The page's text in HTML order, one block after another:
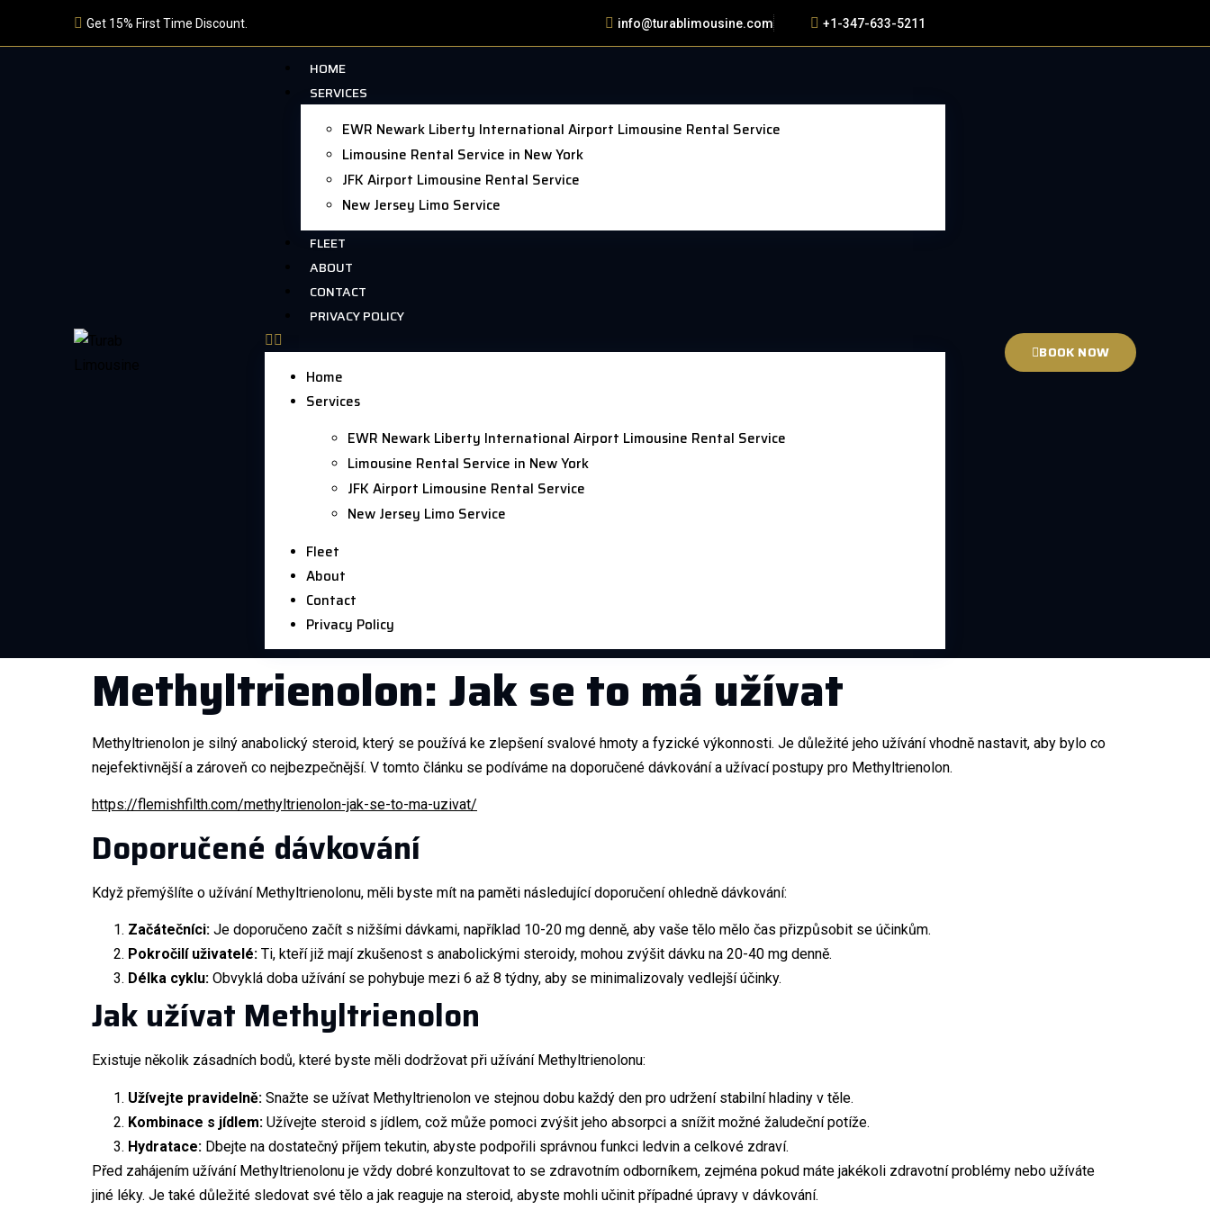
Get 15% First Time Discount. info@turablimousine.com +1-347-633-5211
HOME
SERVICES
EWR Newark Liberty International Airport Limousine Rental Service
Limousine Rental Service in New York
JFK Airport Limousine Rental Service
New Jersey Limo Service
FLEET
ABOUT
CONTACT
PRIVACY POLICY
Home
Services
EWR Newark Liberty International Airport Limousine Rental Service
Limousine Rental Service in New York
JFK Airport Limousine Rental Service
New Jersey Limo Service
Fleet
About
Contact
Privacy Policy
BOOK NOW
Methyltrienolon: Jak se to má užívat
Methyltrienolon je silný anabolický steroid, který se používá ke zlepšení svalové hmoty a fyzické výkonnosti. Je důležité jeho užívání vhodně nastavit, aby bylo co
nejefektivnější a zároveň co nejbezpečnější. V tomto článku se podíváme na doporučené dávkování a užívací postupy pro Methyltrienolon.
https://flemishfilth.com/methyltrienolon-jak-se-to-ma-uzivat/
Doporučené dávkování
Když přemýšlíte o užívání Methyltrienolonu, měli byste mít na paměti následující doporučení ohledně dávkování:
Začátečníci: Je doporučeno začít s nižšími dávkami, například 10-20 mg denně, aby vaše tělo mělo čas přizpůsobit se účinkům.
Pokročilí uživatelé: Ti, kteří již mají zkušenost s anabolickými steroidy, mohou zvýšit dávku na 20-40 mg denně.
Délka cyklu: Obvyklá doba užívání se pohybuje mezi 6 až 8 týdny, aby se minimalizovaly vedlejší účinky.
Jak užívat Methyltrienolon
Existuje několik zásadních bodů, které byste měli dodržovat při užívání Methyltrienolonu:
Užívejte pravidelně: Snažte se užívat Methyltrienolon ve stejnou dobu každý den pro udržení stabilní hladiny v těle.
Kombinace s jídlem: Užívejte steroid s jídlem, což může pomoci zvýšit jeho absorpci a snížit možné žaludeční potíže.
Hydratace: Dbejte na dostatečný příjem tekutin, abyste podpořili správnou funkci ledvin a celkové zdraví.
Před zahájením užívání Methyltrienolonu je vždy dobré konzultovat to se zdravotním odborníkem, zejména pokud máte jakékoli zdravotní problémy nebo užíváte
jiné léky. Je také důležité sledovat své tělo a jak reaguje na steroid, abyste mohli učinit případné úpravy v dávkování.